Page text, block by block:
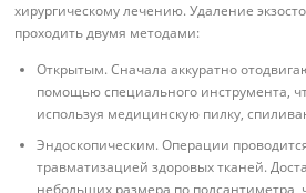
хирургическому лечению. Удаление
проходить двумя методами:
Открытым. Сначала аккуратно
помощью специального инструмента,
используя медицинскую пилку,
Эндоскопическим. Операции
травматизацией здоровых тканей.